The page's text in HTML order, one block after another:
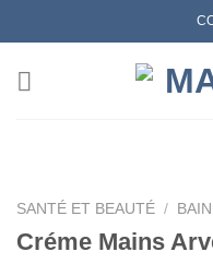
to
SANTÉ ET BEAUTÉ /
Créme Mains